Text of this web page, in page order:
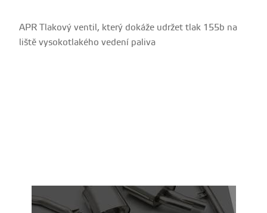
APR Tlakový ventil, který dokáže udržet tlak 155b na
liště vysokotlakého vedení paliva